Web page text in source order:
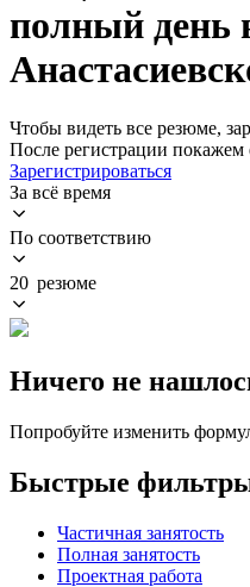
полный день
Чтобы видеть все резюме,
После регистрации
Зарегистрироваться
За всё время
По соответствию
20 резюме
Ничего не
Попробуйте изменить
Быстрые
Частичная занятость
Полная занятость
Проектная работа